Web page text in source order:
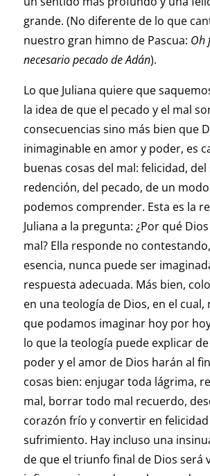
grande. (No diferente de lo que
nuestro gran himno de Pascua: Oh
necesario pecado de Adán).
Lo que Juliana quiere que
la idea de que el pecado y el mal
consecuencias sino más bien que
inimaginable en amor y poder, es
buenas cosas del mal: felicidad,
redención, del pecado, de un
podemos comprender. Esta es la
Juliana a la pregunta: ¿Por qué
mal? Ella responde no
esencia, nunca puede ser
respuesta adecuada. Más bien,
en una teología de Dios, en el cual,
que podamos imaginar hoy por
lo que la teología puede explicar
poder y el amor de Dios harán al
cosas bien: enjugar toda lágrima,
mal, borrar todo mal recuerdo,
corazón frío y convertir en
sufrimiento. Hay incluso una
de que el triunfo final de Dios será